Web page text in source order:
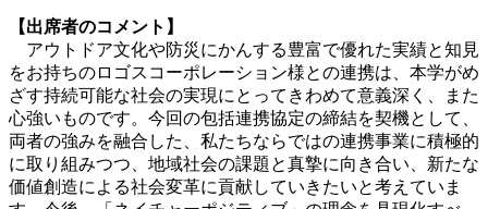
【出席者のコメント】
アウトドア文化や防災にかんする豊富で優れた実績と知見
をお持ちのロゴスコーポレーション様との連携は、本学がめ
ざす持続可能な社会の実現にとってきわめて意義深く、また
心強いものです。今回の包括連携協定の締結を契機として、
両者の強みを融合した、私たちならではの連携事業に積極的
に取り組みつつ、地域社会の課題と真摯に向き合い、新たな
価値創造による社会変革に貢献していきたいと考えていま